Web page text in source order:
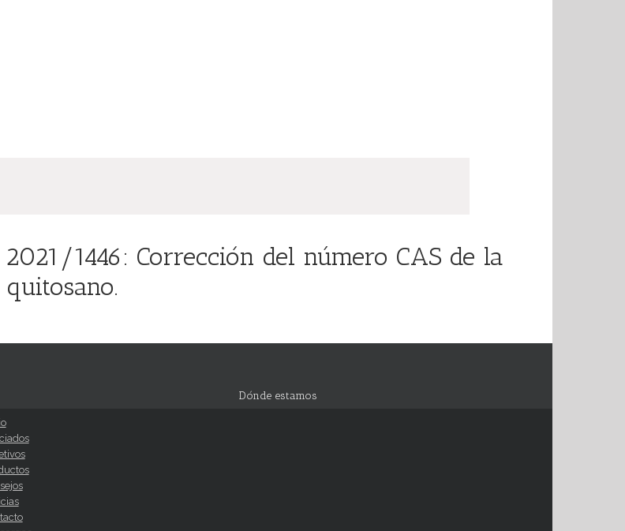
1446: Corrección del número CAS de la
Dónde estamos